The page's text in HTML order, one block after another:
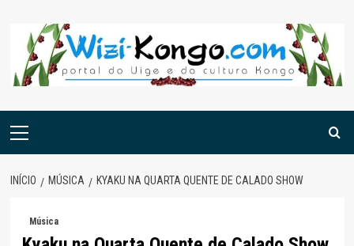
content
Menu
INÍCIO MÚSICA KYAKU NA QUARTA QUENTE DE CALADO SHOW
Música